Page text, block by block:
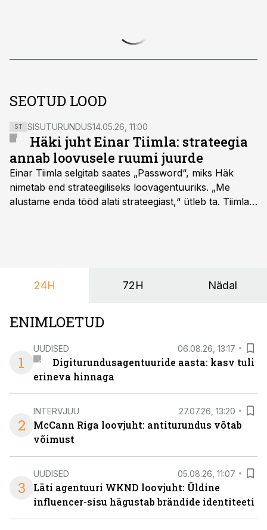
SEOTUD LOOD
ST SISUTURUNDUS14.05.26, 11:00
Häki juht Einar Tiimla: strateegia
annab loovusele ruumi juurde
Einar Tiimla selgitab saates „Password“, miks Häk
nimetab end strateegiliseks loovagentuuriks. „Me
alustame enda tööd alati strateegiast,“ ütleb ta. Tiimla
24H 72H Nädal
ENIMLOETUD
1
UUDISED 06.08.26, 13:17
Digiturundusagentuuride aasta: kasv tuli
erineva hinnaga
2
INTERVJUU 27.07.26, 13:20
McCann Riga loovjuht: antiturundus võtab
võimust
3
UUDISED 05.08.26, 11:07
Läti agentuuri WKND loovjuht: Üldine
influencer-sisu hägustab brändide identiteeti